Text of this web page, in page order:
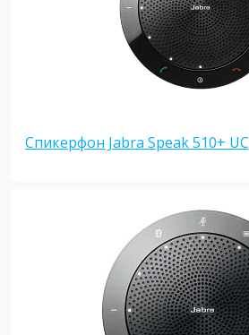
Спикерфон Jabra Speak 510+ UC